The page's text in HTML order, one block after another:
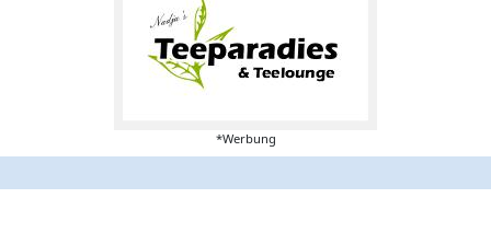
*Werbung